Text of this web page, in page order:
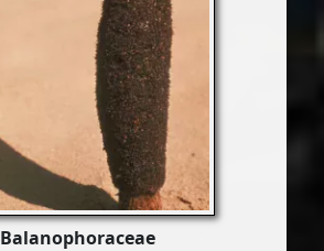
Balanophoraceae